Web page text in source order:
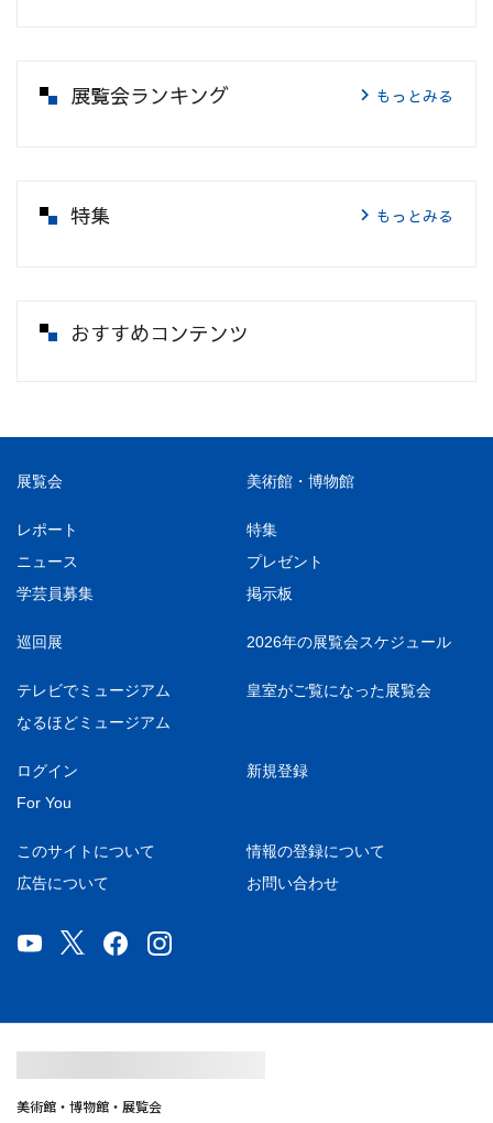
展覧会ランキング もっとみる
特集 もっとみる
おすすめコンテンツ
展覧会 美術館・博物館
レポート
特集
ニュース
プレゼント
学芸員募集
掲示板
巡回展 2026年の展覧会スケジュール
テレビでミュージアム
皇室がご覧になった展覧会
なるほどミュージアム
ログイン
新規登録
For You
このサイトについて
情報の登録について
広告について
お問い合わせ
美術館・博物館・展覧会